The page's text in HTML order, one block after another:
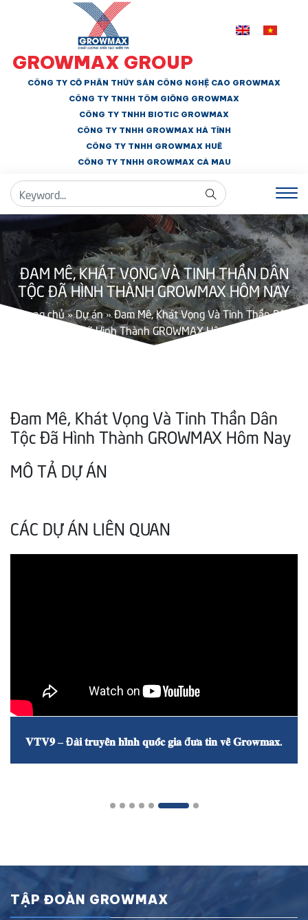
GROWMAX GROUP
CÔNG TY CỔ PHẦN THỦY SẢN CÔNG NGHỆ CAO GROWMAX
CÔNG TY TNHH TÔM GIỐNG GROWMAX
CÔNG TY TNHH BIOTIC GROWMAX
CÔNG TY TNHH GROWMAX HÀ TĨNH
CÔNG TY TNHH GROWMAX HUẾ
CÔNG TY TNHH GROWMAX CÀ MAU
ĐAM MÊ, KHÁT VỌNG VÀ TINH THẦN DÂN
TỘC ĐÃ HÌNH THÀNH GROWMAX HÔM NAY
Trang chủ»Dự án»Đam Mê, Khát Vọng Và Tinh Thần Dân
Tộc Đã Hình Thành GROWMAX Hôm Nay
Đam Mê, Khát Vọng Và Tinh Thần Dân
Tộc Đã Hình Thành GROWMAX Hôm Nay
MÔ TẢ DỰ ÁN
CÁC DỰ ÁN LIÊN QUAN
𝐕𝐓𝐕𝟗 – Đ𝐚̀𝐢 𝐭𝐫𝐮𝐲𝐞̂̀𝐧 𝐡𝐢̀𝐧𝐡 𝐪𝐮𝐨̂́𝐜 𝐠𝐢𝐚 đ𝐮̛𝐚 𝐭𝐢𝐧 𝐯𝐞̂̀ 𝐆𝐫𝐨𝐰𝐦𝐚𝐱.
TẬP ĐOÀN GROWMAX